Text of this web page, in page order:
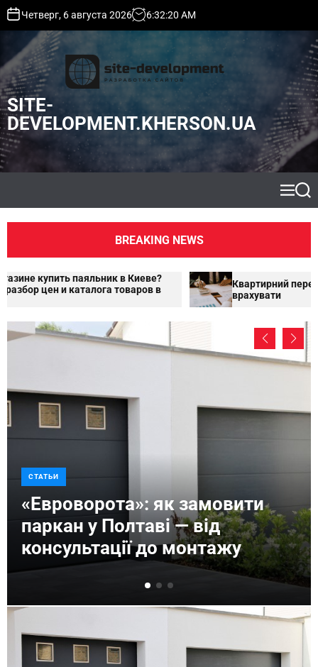
t
o
c
o
n
t
e
Четверг, 6 августа 2026 6:32:21 AM
SITE-
DEVELOPMENT.KHERSON.UA
M
e
S
e
h
BREAKING NEWS
в Киеве?
товаров в
Квартирний переїзд в інше місто: що
врахувати
СТАТЬИ
«Евроворота»: як замовити
паркан у Полтаві — від
консультації до монтажу